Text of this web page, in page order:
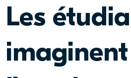
Les
imaginent